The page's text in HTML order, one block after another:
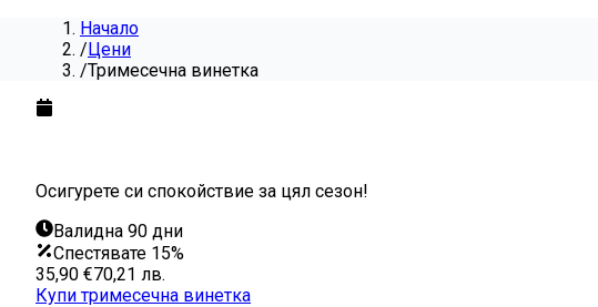
Начало
/Цени
/Тримесечна винетка
Осигурете си спокойствие за цял сезон!
Валидна 90 дни
Спестявате 15%
35,90 €70,21 лв.
Купи тримесечна винетка